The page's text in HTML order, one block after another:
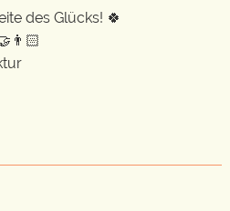
des Glücks! 🍀